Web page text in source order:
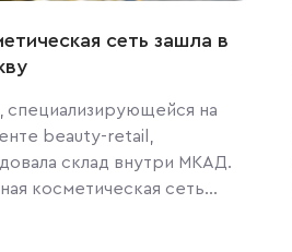
сеть зашла в
специализирующейся на
beauty-retail,
склад внутри МКАД.
косметическая сеть